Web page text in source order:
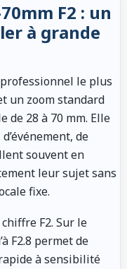
70mm F2 : un
à grande
le plus
un zoom standard
de 28 à 70 mm. Elle
de
souvent en
leur sujet sans
fixe.
F2. Sur le
F2.8 permet de
à sensibilité